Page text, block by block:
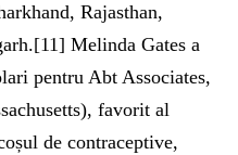
Rajasthan,
Melinda Gates a
pentru Abt Associates,
favorit al
de contraceptive,